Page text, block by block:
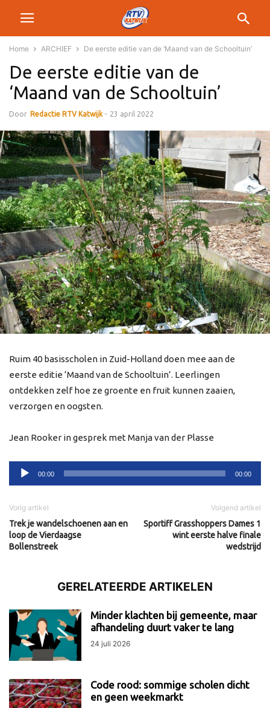
Home ARCHIEF De eerste editie van de ‘Maand van de Schooltuin’
De eerste editie van de
‘Maand van de Schooltuin’
Door Redactie RTV Katwijk - 23 april 2022
Ruim 40 basisscholen in Zuid-Holland doen mee aan de
eerste editie ‘Maand van de Schooltuin’. Leerlingen
ontdekken zelf hoe ze groente en fruit kunnen zaaien,
verzorgen en oogsten.
Jean Rooker in gesprek met Manja van der Plasse
Audiospeler
00:00 00:00
Vorig artikel
Trek je wandelschoenen aan en
loop de Vierdaagse
Bollenstreek
Volgend artikel
Sportiff Grasshoppers Dames 1
wint eerste halve finale
wedstrijd
GERELATEERDE ARTIKELEN
Minder klachten bij gemeente, maar
afhandeling duurt vaker te lang
24 juli 2026
Code rood: sommige scholen dicht
en geen weekmarkt